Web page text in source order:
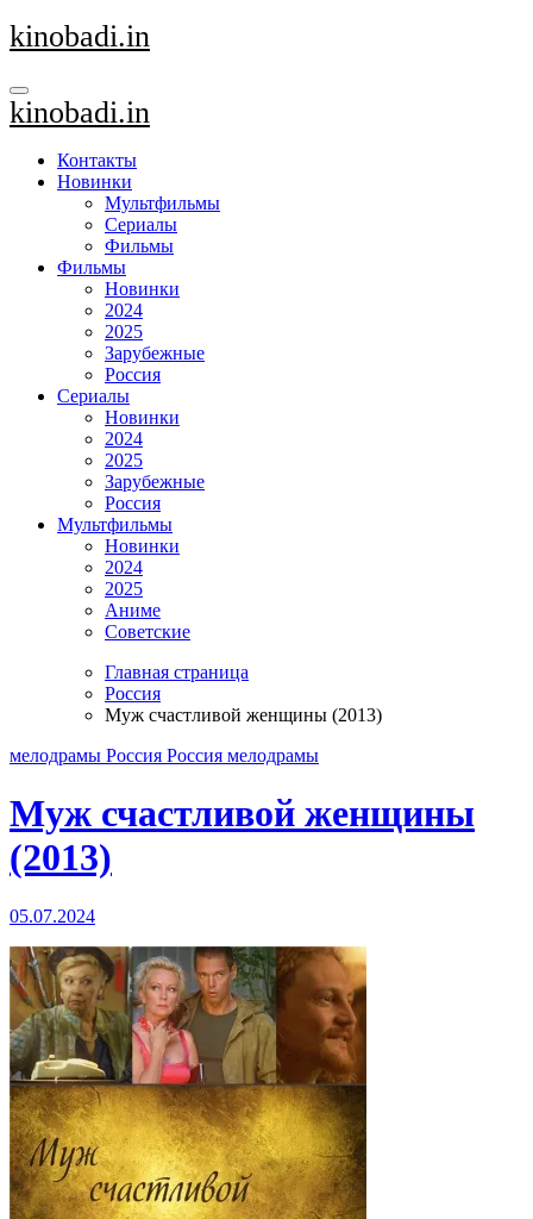
Перейти
к
kinobadi.in
kinobadi.in
Контакты
Новинки
Мультфильмы
Сериалы
Фильмы
Фильмы
Новинки
2024
2025
Зарубежные
Россия
Сериалы
Новинки
2024
2025
Зарубежные
Россия
Мультфильмы
Новинки
2024
2025
Аниме
Советские
Главная страница
Россия
Муж счастливой женщины (2013)
мелодрамы Россия Россия мелодрамы
Муж счастливой женщины
(2013)
05.07.2024